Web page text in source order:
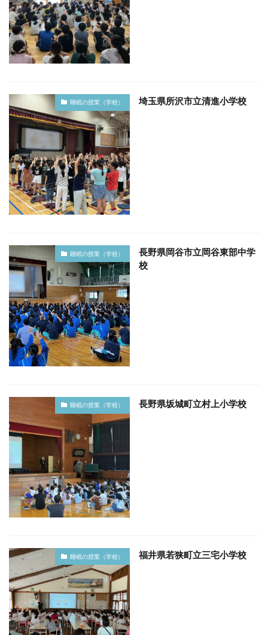
睡眠の授業（学校） 埼玉県所沢市立清進小学校
睡眠の授業（学校）
長野県岡谷市立岡谷東部中学
校
睡眠の授業（学校） 長野県坂城町立村上小学校
睡眠の授業（学校） 福井県若狭町立三宅小学校